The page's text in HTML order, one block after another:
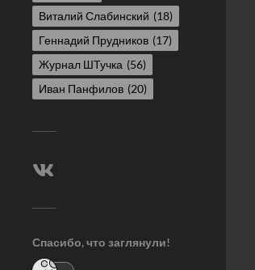
Виталий Слабинский (18)
Геннадий Прудников (17)
Журнал ШТучка (56)
Иван Панфилов (20)
Спасибо, что заглянули!